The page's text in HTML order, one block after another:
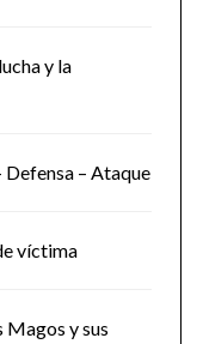
y la
– Ataque
víctima
Magos y sus